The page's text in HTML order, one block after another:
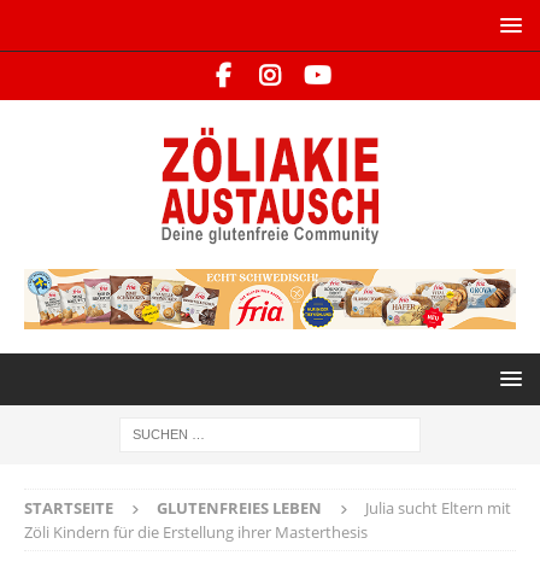
STARTSEITE GLUTENFREIES LEBEN
Julia sucht Eltern mit
Zöli Kindern für die Erstellung ihrer Masterthesis